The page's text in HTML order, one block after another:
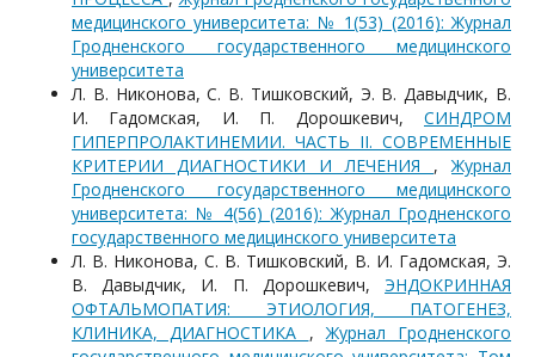
медицинского университета: № 1(53) (2016): Журнал
Гродненского государственного медицинского
университета
Л. В. Никонова, С. В. Тишковский, Э. В. Давыдчик, В.
И. Гадомская, И. П. Дорошкевич, СИНДРОМ
ГИПЕРПРОЛАКТИНЕМИИ. ЧАСТЬ II. СОВРЕМЕННЫЕ
КРИТЕРИИ ДИАГНОСТИКИ И ЛЕЧЕНИЯ ,Журнал
Гродненского государственного медицинского
университета: № 4(56) (2016): Журнал Гродненского
государственного медицинского университета
Л. В. Никонова, С. В. Тишковский, В. И. Гадомская, Э.
В. Давыдчик, И. П. Дорошкевич, ЭНДОКРИННАЯ
ОФТАЛЬМОПАТИЯ: ЭТИОЛОГИЯ, ПАТОГЕНЕЗ,
КЛИНИКА, ДИАГНОСТИКА ,Журнал Гродненского